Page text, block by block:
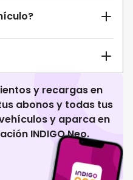
y recargas en
abonos y todas tus
y aparca en
INDIGO Neo.